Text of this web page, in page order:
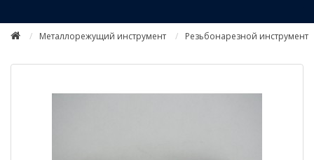
Металлорежущий инструмент Резьбонарезной инструмент